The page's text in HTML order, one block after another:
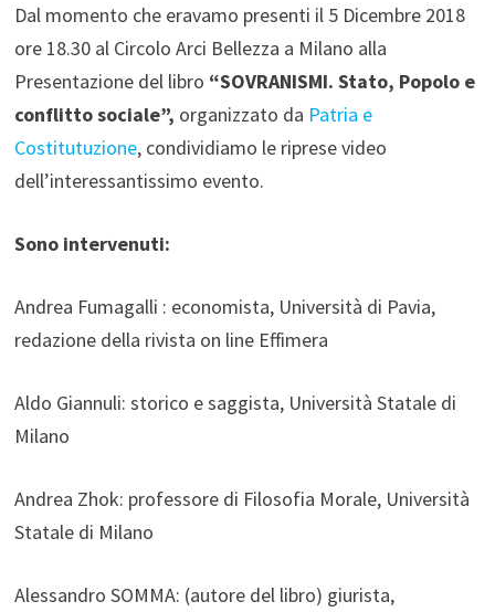
Dal momento che eravamo presenti il 5 Dicembre 2018
ore 18.30 al Circolo Arci Bellezza a Milano alla
Presentazione del libro “SOVRANISMI. Stato, Popolo e
conflitto sociale”, organizzato da Patria e
Costitutuzione, condividiamo le riprese video
dell’interessantissimo evento.
Sono intervenuti:
Andrea Fumagalli : economista, Università di Pavia,
redazione della rivista on line Effimera
Aldo Giannuli: storico e saggista, Università Statale di
Milano
Andrea Zhok: professore di Filosofia Morale, Università
Statale di Milano
Alessandro SOMMA: (autore del libro) giurista,